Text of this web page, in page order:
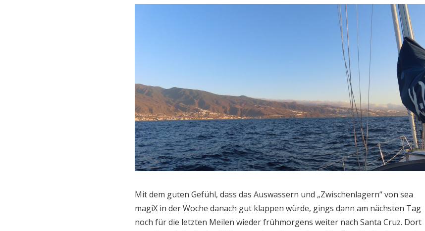
Mit dem guten Gefühl, dass das Auswassern und „Zwischenlagern“ von sea
magiX in der Woche danach gut klappen würde, gings dann am nächsten Tag
noch für die letzten Meilen wieder frühmorgens weiter nach Santa Cruz. Dort